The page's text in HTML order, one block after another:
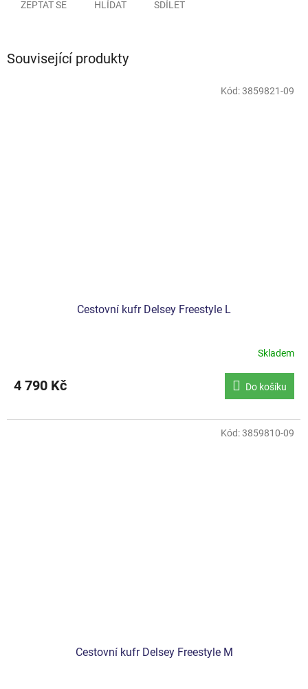
ZEPTAT SE HLÍDAT SDÍLET
Související produkty
Cestovní kufr Delsey Freestyle L
Skladem
4 790 Kč Do košíku
Kód:3859821-09
Cestovní kufr Delsey Freestyle M
Kód:3859810-09